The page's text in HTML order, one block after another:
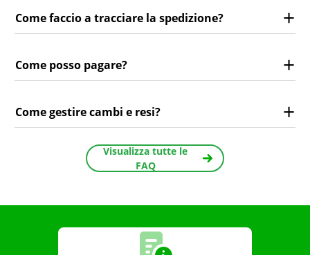
Come faccio a tracciare la spedizione?
Come posso pagare?
Come gestire cambi e resi?
Visualizza tutte le
FAQ